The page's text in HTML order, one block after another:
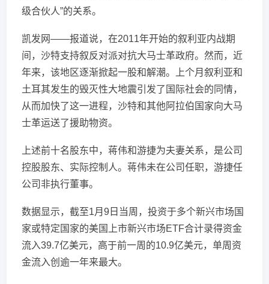
级合伙人”的关系。
凯发网——报道说，在2011年开始的叙利亚内战期
间，沙特支持叙反对派对抗大马士革政府。然而，近
年来，该地区逐渐掀起一股和解潮。上个月叙利亚和
土耳其发生的毁灭性大地震引发了国际社会的同情，
从而加快了这一进程，沙特和其他阿拉伯国家向大马
士革运送了援助物资。
上述前十名股东中，蒋伟和游捷为夫妻关系，是公司
控股股东、实际控制人。蒋伟未在公司任职，游捷任
公司非执行董事。
数据显示，截至1月9日当周，投资于多个新兴市场国
家或特定国家的美国上市新兴市场ETF合计录得资金
流入39.7亿美元，高于前一周的10.9亿美元，单周资
金流入创逾一年来最大。